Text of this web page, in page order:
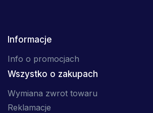
Informacje
Info o promocjach
Wszystko o zakupach
Wymiana zwrot towaru
Reklamacje